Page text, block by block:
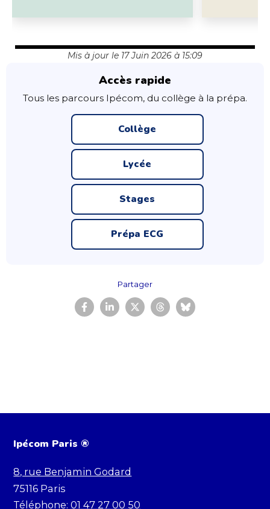
Mis à jour le 17 Juin 2026 à 15:09
Accès rapide
Tous les parcours Ipécom, du collège à la prépa.
Collège
Lycée
Stages
Prépa ECG
Partager
Ipécom Paris ®
8, rue Benjamin Godard
75116 Paris
Téléphone:01 47 27 00 50